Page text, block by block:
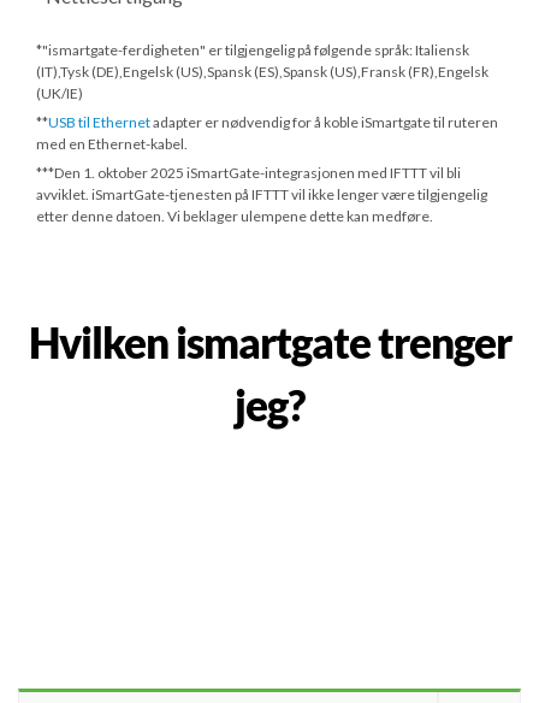
*"ismartgate-ferdigheten" er tilgjengelig på følgende språk: Italiensk
(IT),Tysk (DE),Engelsk (US),Spansk (ES),Spansk (US),Fransk (FR),Engelsk
(UK/IE)
**USB til Ethernetadapter er nødvendig for å koble iSmartgate til ruteren
med en Ethernet-kabel.
***Den 1. oktober 2025 iSmartGate-integrasjonen med IFTTT vil bli
avviklet. iSmartGate-tjenesten på IFTTT vil ikke lenger være tilgjengelig
etter denne datoen. Vi beklager ulempene dette kan medføre.
Hvilken ismartgate trenger
jeg?